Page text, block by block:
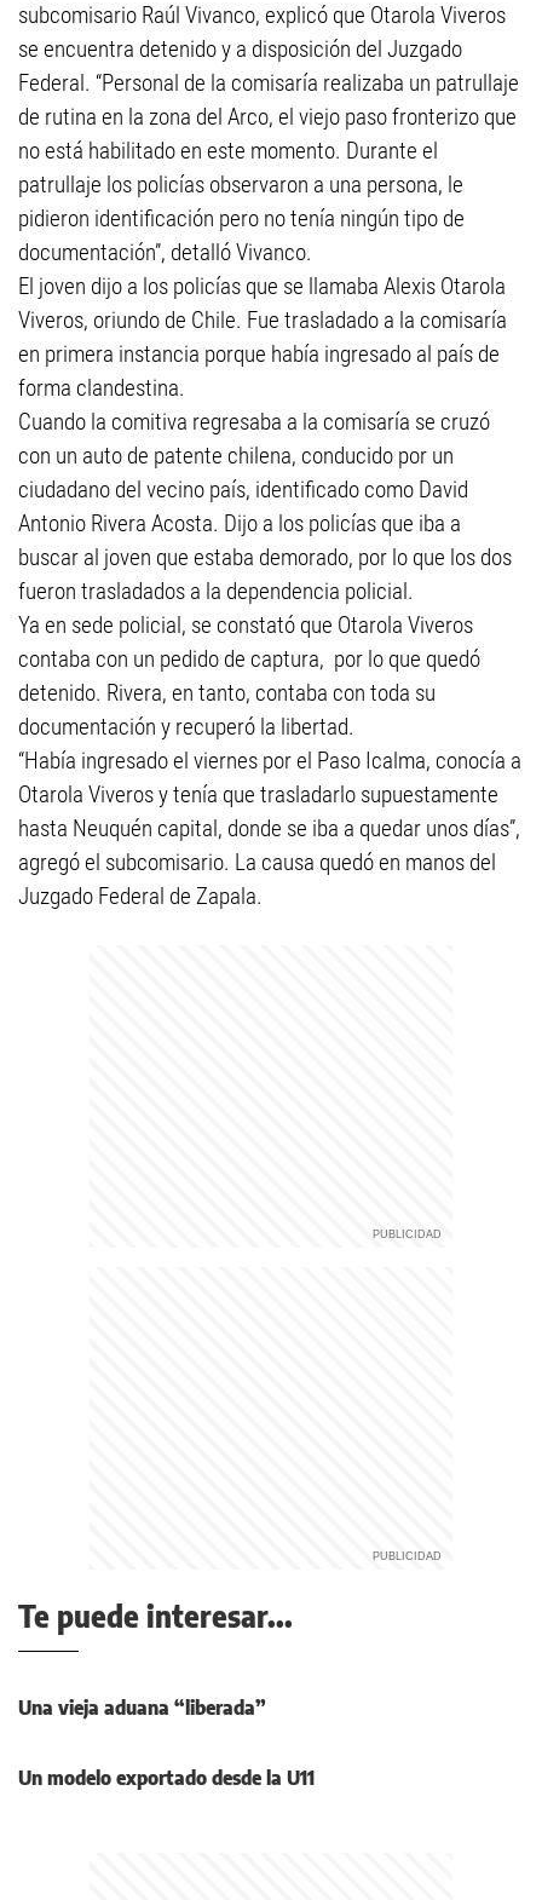
subcomisario Raúl Vivanco, explicó que Otarola Viveros
se encuentra detenido y a disposición del Juzgado
Federal. “Personal de la comisaría realizaba un patrullaje
de rutina en la zona del Arco, el viejo paso fronterizo que
no está habilitado en este momento. Durante el
patrullaje los policías observaron a una persona, le
pidieron identificación pero no tenía ningún tipo de
documentación”, detalló Vivanco.
El joven dijo a los policías que se llamaba Alexis Otarola
Viveros, oriundo de Chile. Fue trasladado a la comisaría
en primera instancia porque había ingresado al país de
forma clandestina.
Cuando la comitiva regresaba a la comisaría se cruzó
con un auto de patente chilena, conducido por un
ciudadano del vecino país, identificado como David
Antonio Rivera Acosta. Dijo a los policías que iba a
buscar al joven que estaba demorado, por lo que los dos
fueron trasladados a la dependencia policial.
Ya en sede policial, se constató que Otarola Viveros
contaba con un pedido de captura, por lo que quedó
detenido. Rivera, en tanto, contaba con toda su
documentación y recuperó la libertad.
“Había ingresado el viernes por el Paso Icalma, conocía a
Otarola Viveros y tenía que trasladarlo supuestamente
hasta Neuquén capital, donde se iba a quedar unos días”,
agregó el subcomisario. La causa quedó en manos del
Juzgado Federal de Zapala.
Te puede interesar...
Una vieja aduana “liberada”
Un modelo exportado desde la U11